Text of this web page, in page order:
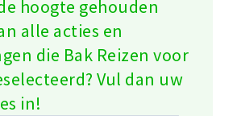
hoogte gehouden
alle acties en
die Bak Reizen voor
Vul dan uw
in!